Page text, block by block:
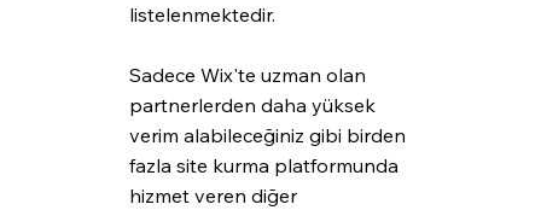
listelenmektedir.
Sadece Wix'te uzman olan
partnerlerden daha yüksek
verim alabileceğiniz gibi birden
fazla site kurma platformunda
hizmet veren diğer